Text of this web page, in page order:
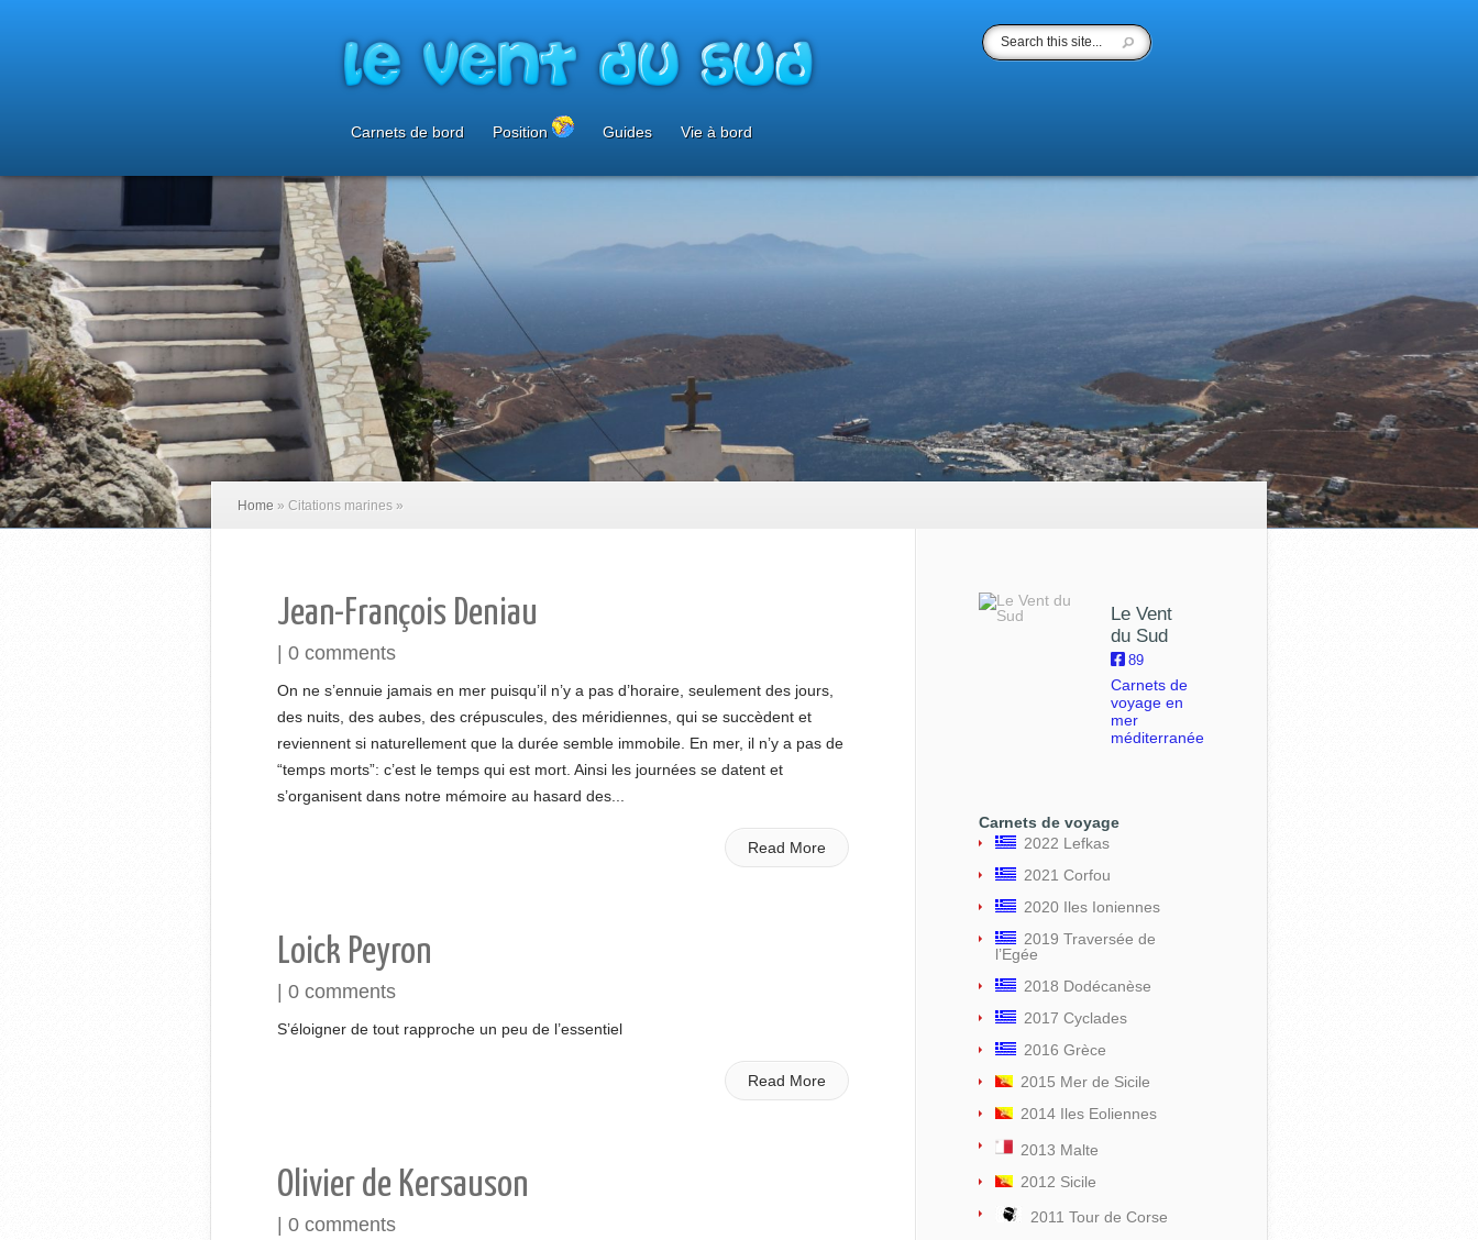
Carnets de bord Position Guides Vie à bord
Home » Citations marines »
Jean-François Deniau
0 comments
On ne s’ennuie jamais en mer puisqu’il n’y a pas d’horaire, seulement des jours,
des nuits, des aubes, des crépuscules, des méridiennes, qui se succèdent et
reviennent si naturellement que la durée semble immobile. En mer, il n’y a pas de
“temps morts”: c’est le temps qui est mort. Ainsi les journées se datent et
s’organisent dans notre mémoire au hasard des...
Read More
Loick Peyron
0 comments
S’éloigner de tout rapproche un peu de l’essentiel
Read More
Olivier de Kersauson
0 comments
Le Vent
du Sud
89
Carnets de
voyage en
mer
méditerranée
Carnets de voyage
2022 Lefkas
2021 Corfou
2020 Iles Ioniennes
2019 Traversée de
l’Egée
2018 Dodécanèse
2017 Cyclades
2016 Grèce
2015 Mer de Sicile
2014 Iles Eoliennes
2013 Malte
2012 Sicile
2011 Tour de Corse